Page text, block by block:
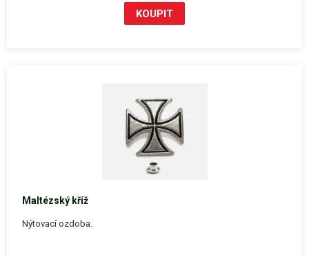
Maltézský kříž
Nýtovací ozdoba.